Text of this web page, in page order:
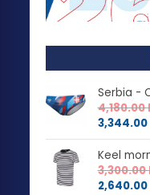
Serbia -
4,180.00
3,344.00
Keel
3,300.00
2,640.00